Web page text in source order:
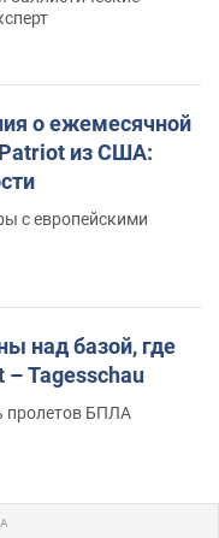
о ежемесячной
из США:
с европейскими
над базой, где
Tagesschau
пролетов БПЛА